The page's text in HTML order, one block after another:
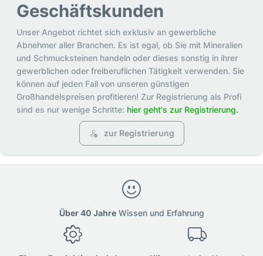
Geschäftskunden
Unser Angebot richtet sich exklusiv an gewerbliche
Abnehmer aller Branchen. Es ist egal, ob Sie mit Mineralien
und Schmucksteinen handeln oder dieses sonstig in ihrer
gewerblichen oder freiberuflichen Tätigkeit verwenden. Sie
können auf jeden Fall von unseren günstigen
Großhandelspreisen profitieren! Zur Registrierung als Profi
sind es nur wenige Schritte: hier geht's zur Registrierung.
zur Registrierung
Über 40 JahreWissen und Erfahrung